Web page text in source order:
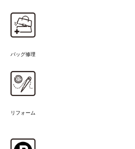
バッグ修理
リフォーム